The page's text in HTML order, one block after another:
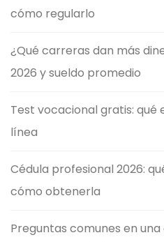
cómo regularlo
¿Qué carreras dan más
2026 y sueldo promedio
Test vocacional gratis: qué
línea
Cédula profesional 2026:
cómo obtenerla
Preguntas comunes en